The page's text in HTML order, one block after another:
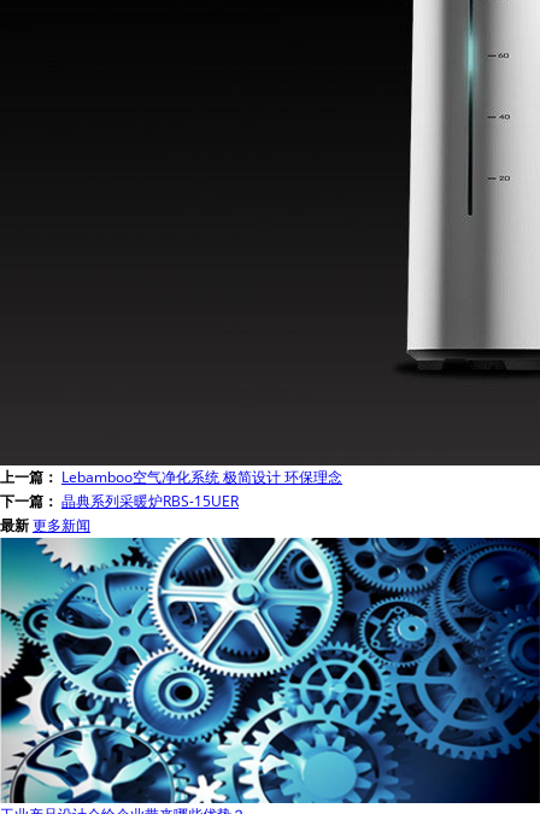
上一篇： Lebamboo空气净化系统 极简设计 环保理念
下一篇： 晶典系列采暖炉RBS-15UER
最新更多新闻